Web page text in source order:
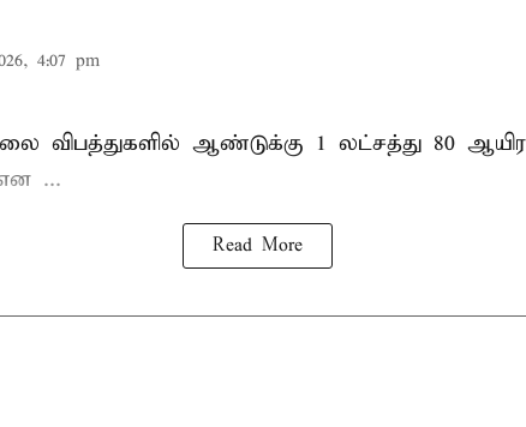
4:07 pm
விபத்துகளில் ஆண்டுக்கு 1 லட்சத்து 80
...
Read More